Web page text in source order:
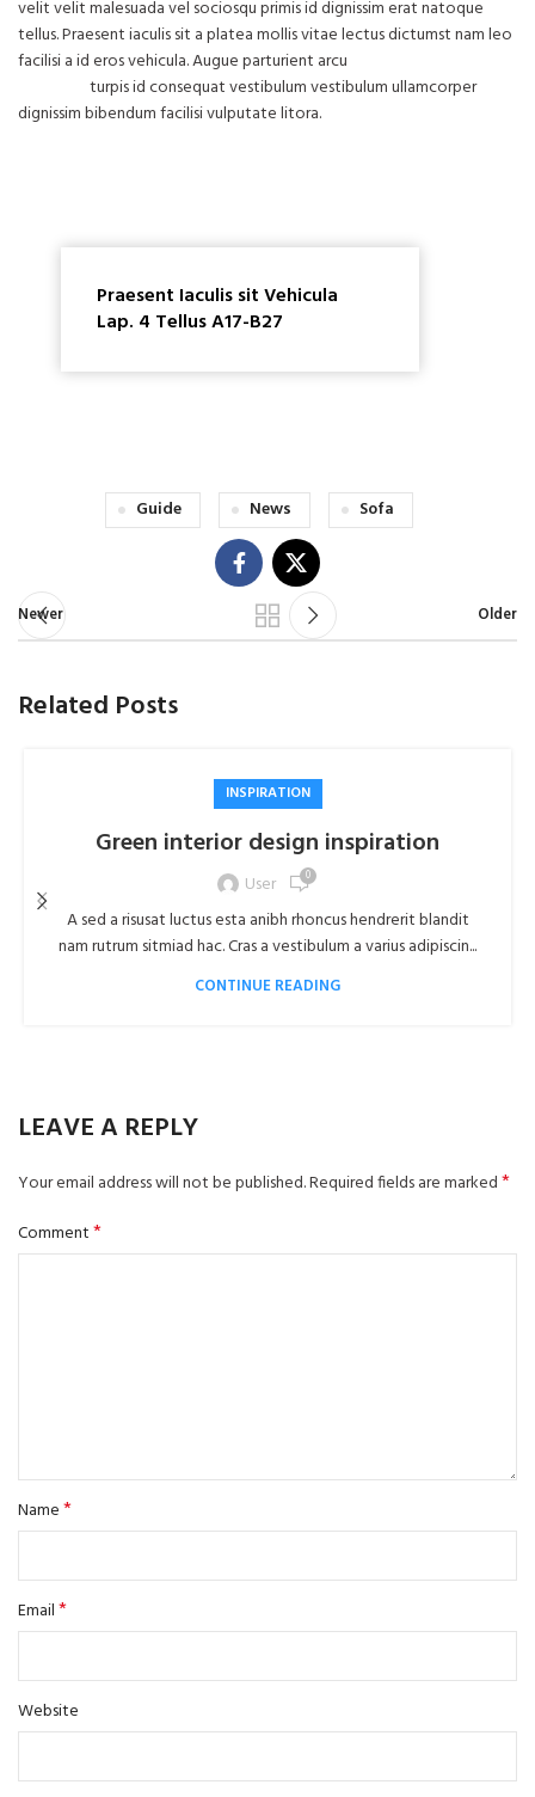
velit velit malesuada vel sociosqu primis id dignissim erat natoque
tellus. Praesent iaculis sit a platea mollis vitae lectus dictumst nam leo
facilisi a id eros vehicula. Augue parturient arcu
turpis id consequat vestibulum vestibulum ullamcorper
dignissim bibendum facilisi vulputate litora.
Praesent Iaculis sit Vehicula
Lap. 4 Tellus A17-B27
Guide News Sofa
Newer Older
Related Posts
INSPIRATION
Green interior design inspiration
User 0
A sed a risusat luctus esta anibh rhoncus hendrerit blandit
nam rutrum sitmiad hac. Cras a vestibulum a varius adipiscin...
CONTINUE READING
LEAVE A REPLY
Your email address will not be published.Required fields are marked*
Comment*
Name*
Email*
Website